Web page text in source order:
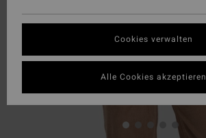
Cookies verwalten
Alle Cookies akzeptieren